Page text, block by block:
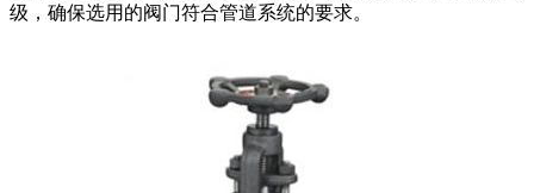
级，确保选用的阀门符合管道系统的要求。